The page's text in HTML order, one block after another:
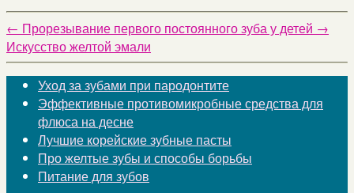
← Прорезывание первого постоянного зуба у детей →
Искусство желтой эмали
Уход за зубами при пародонтите
Эффективные противомикробные средства для
флюса на десне
Лучшие корейские зубные пасты
Про желтые зубы и способы борьбы
Питание для зубов